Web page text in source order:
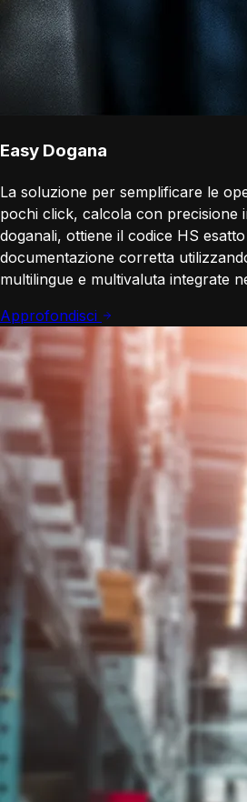
Easy Dogana
La soluzione per semplificare le
pochi click, calcola con precisione
doganali, ottiene il codice HS
documentazione corretta
multilingue e multivaluta integrate
Approfondisci